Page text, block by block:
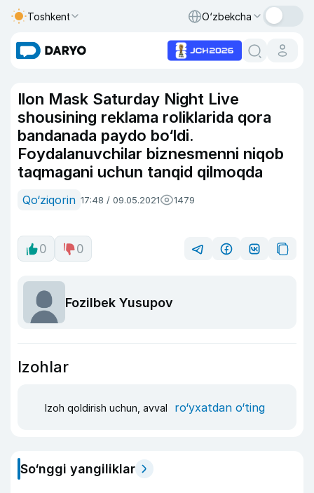
Toshkent O‘zbekcha
Ilon Mask Saturday Night Live
shousining reklama roliklarida qora
bandanada paydo bo‘ldi.
Foydalanuvchilar biznesmenni niqob
taqmagani uchun tanqid qilmoqda
Qo‘ziqorin 17:48 / 09.05.2021 1479
0 0
Fozilbek Yusupov
Izohlar
Izoh qoldirish uchun, avval ro‘yxatdan o‘ting
So‘nggi yangiliklar